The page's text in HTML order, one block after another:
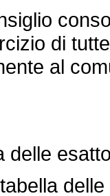
di
al
delle
delle